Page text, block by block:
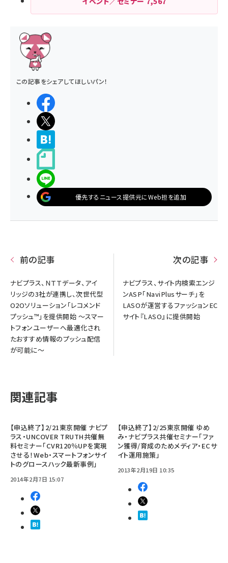
この記事をシェアしてほしいパン！
優先するニュース提供元にWeb担を追加
前の記事
ナビプラス、ＮＴＴデータ、アイ
リッジの3社が連携し、次世代型
O2Oソリューション「レコメンド
プッシュ™」を提供開始 ～スマー
トフォンユーザーへ最適化され
たおすすめ情報のプッシュ配信
が可能に～
次の記事
ナビプラス、サイト内検索エンジ
ンASP「NaviPlusサーチ」を
LASOが運営するファッションEC
サイト『LASO』に提供開始
関連記事
【申込終了】2/21東京開催 ナビプ
ラス・UNCOVER TRUTH共催無
料セミナー「CVR120％UPを実現
させる！Web・スマートフォンサイ
トのグロースハック最新事例」
2014年2月7日 15:07
【申込終了】2/25東京開催 ゆめ
み・ナビプラス共催セミナー「ファ
ン獲得/育成のためメディア・ECサ
イト運用施策」
2013年2月19日 10:35